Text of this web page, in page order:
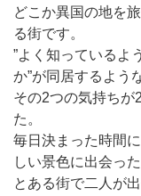
どこか異国の地を
る街です。
”よく知っているよ
か”が同居するよう
その2つの気持ちが
た。
毎日決まった時間
しい景色に出会った
とある街で二人が